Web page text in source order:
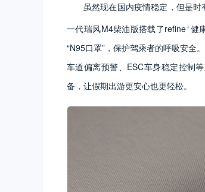
虽然现在国内疫情稳定，但是
一代瑞风M4柴油版搭载了refine+健
“N95口罩”，保护驾乘者的呼吸安全
车道偏离预警、ESC车身稳定控制
备，让假期出游更安心也更轻松。